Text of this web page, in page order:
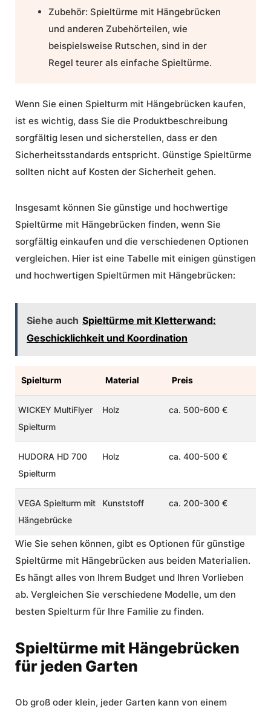
Zubehör: Spieltürme mit Hängebrücken
und anderen Zubehörteilen, wie
beispielsweise Rutschen, sind in der
Regel teurer als einfache Spieltürme.
Wenn Sie einen Spielturm mit Hängebrücken kaufen,
ist es wichtig, dass Sie die Produktbeschreibung
sorgfältig lesen und sicherstellen, dass er den
Sicherheitsstandards entspricht. Günstige Spieltürme
sollten nicht auf Kosten der Sicherheit gehen.
Insgesamt können Sie günstige und hochwertige
Spieltürme mit Hängebrücken finden, wenn Sie
sorgfältig einkaufen und die verschiedenen Optionen
vergleichen. Hier ist eine Tabelle mit einigen günstigen
und hochwertigen Spieltürmen mit Hängebrücken:
Siehe auch Spieltürme mit Kletterwand:
Geschicklichkeit und Koordination
Spielturm Material Preis
WICKEY MultiFlyer
Spielturm
Holz ca. 500-600 €
HUDORA HD 700
Spielturm
Holz ca. 400-500 €
VEGA Spielturm mit
Hängebrücke
Kunststoff ca. 200-300 €
Wie Sie sehen können, gibt es Optionen für günstige
Spieltürme mit Hängebrücken aus beiden Materialien.
Es hängt alles von Ihrem Budget und Ihren Vorlieben
ab. Vergleichen Sie verschiedene Modelle, um den
besten Spielturm für Ihre Familie zu finden.
Spieltürme mit Hängebrücken
für jeden Garten
Ob groß oder klein, jeder Garten kann von einem